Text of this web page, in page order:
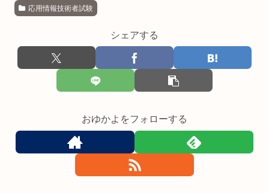
応用情報技術者試験
シェアする
おゆかよをフォローする